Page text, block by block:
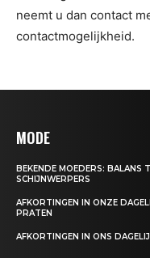
neemt u dan contact
contactmogelijkheid.
MODE
BEKENDE MOEDERS: BALANS
SCHIJNWERPERS
AFKORTINGEN IN ONZE
PRATEN
AFKORTINGEN IN ONS